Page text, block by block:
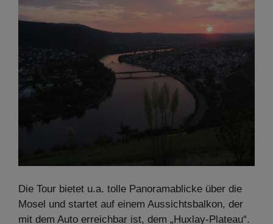
Die Tour bietet u.a. tolle Panoramablicke über die
Mosel und startet auf einem Aussichtsbalkon, der
mit dem Auto erreichbar ist, dem „Huxlay-Plateau“.